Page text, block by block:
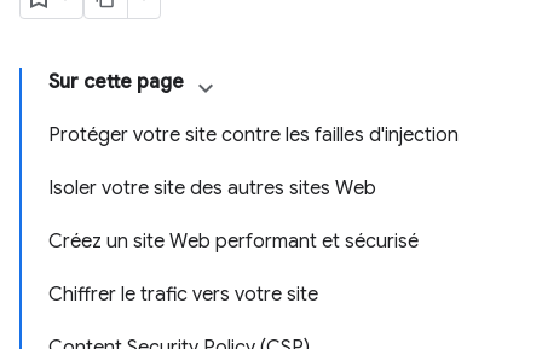
Sur cette page
Protéger votre site contre les failles d'injection
Isoler votre site des autres sites Web
Créez un site Web performant et sécurisé
Chiffrer le trafic vers votre site